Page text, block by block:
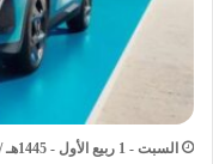
السبت - 1 ربيع الأول - 1445هـ / 16 سبتمبر - 2023م / 5:53 مساءً